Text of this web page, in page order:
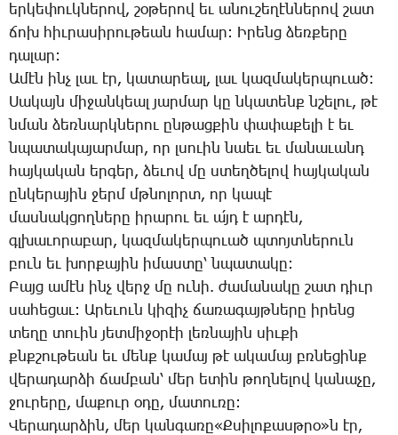
եր­կե­փուկ­նե­րով, շօ­թե­րով եւ ա­նու­շե­ղէն­նե­րով շատ
ճոխ հիւ­րա­սի­րու­թեան հա­մար: Ի­րենց ձեռ­քե­րը
դա­լար:
Ա­մէն ինչ լաւ էր, կա­տա­րեալ, լաւ կազ­մա­կեր­պո­ւած:
­Սա­կայն մի­ջան­կեալ յար­մար կը նկա­տենք նշե­լու, թէ
նման ձեռ­նարկ­նե­րու ըն­թաց­քին փա­փա­քե­լի է եւ
նպա­տա­կա­յար­մար, որ լսո­ւին նաեւ եւ մա­նա­ւանդ
հայ­կա­կան եր­գեր, ձե­ւով մը ստեղ­ծե­լով հայ­կա­կան
ըն­կե­րա­յին ջերմ մթնո­լորտ, որ կա­պէ
մաս­նակ­ցող­նե­րը ի­րա­րու եւ ա՛յդ է ար­դէն,
գլխա­ւո­րա­բար, կազ­մա­կեր­պո­ւած պտոյտ­նե­րուն
բուն եւ խոր­քա­յին ի­մաս­տը՝ նպա­տա­կը:
­Բայց ա­մէն ինչ վերջ մը ու­նի. ժա­մա­նա­կը շատ դիւր
սա­հե­ցաւ: Ա­րե­ւուն կի­զիչ ճա­ռա­գայթ­նե­րը ի­րենց
տե­ղը տո­ւին յետ­մի­ջօ­րէի լեռ­նա­յին սիւ­քի
քնքշու­թեան եւ մենք կա­մայ թէ ա­կա­մայ բռնե­ցինք
վե­րա­դար­ձի ճամ­բան՝ մեր ե­տին թող­նե­լով կա­նա­չը,
ջու­րե­րը, մա­քուր օ­դը, մա­տու­ռը:
­Վե­րա­դար­ձին, մեր կան­գա­ռը«Ք­սի­լո­քասթ­րօ»ն­ էր,